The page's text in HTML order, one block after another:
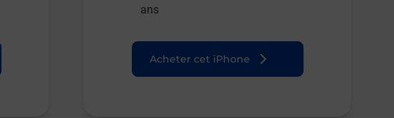
ans
Acheter cet iPhone